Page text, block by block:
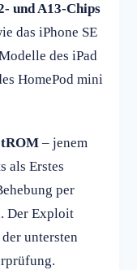
und A13-Chips
das iPhone SE
des iPad
HomePod mini
– jenem
als Erstes
per
Der Exploit
untersten